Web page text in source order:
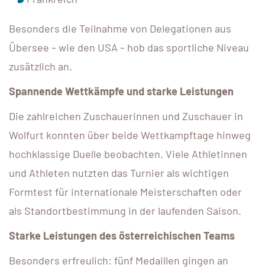
Besonders die Teilnahme von Delegationen aus
Übersee – wie den USA – hob das sportliche Niveau
zusätzlich an.
Spannende Wettkämpfe und starke Leistungen
Die zahlreichen Zuschauerinnen und Zuschauer in
Wolfurt konnten über beide Wettkampftage hinweg
hochklassige Duelle beobachten. Viele Athletinnen
und Athleten nutzten das Turnier als wichtigen
Formtest für internationale Meisterschaften oder
als Standortbestimmung in der laufenden Saison.
Starke Leistungen des österreichischen Teams
Besonders erfreulich: fünf Medaillen gingen an